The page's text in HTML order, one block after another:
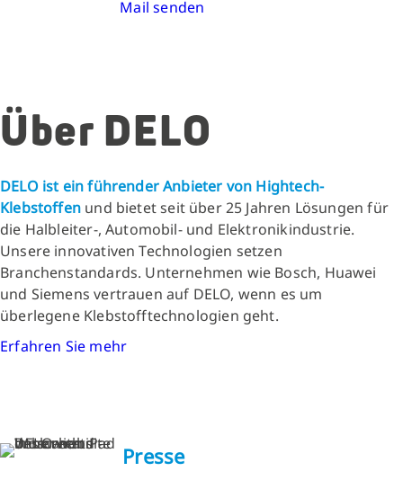
Mail senden
Über DELO
DELO ist ein führender Anbieter von Hightech-
Klebstoffenund bietet seit über 25 Jahren Lösungen für
die Halbleiter-, Automobil- und Elektronikindustrie.
Unsere innovativen Technologien setzen
Branchenstandards. Unternehmen wie Bosch, Huawei
und Siemens vertrauen auf DELO, wenn es um
überlegene Klebstofftechnologien geht.
Erfahren Sie mehr
Presse